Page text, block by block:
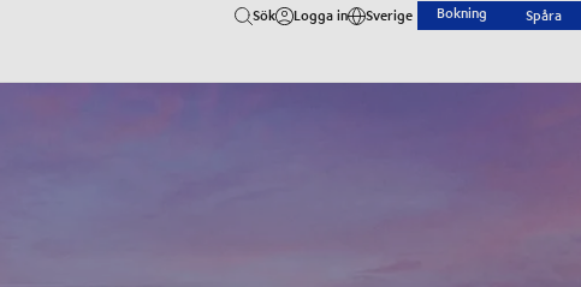
Sök Logga in Sverige Bokning Spåra